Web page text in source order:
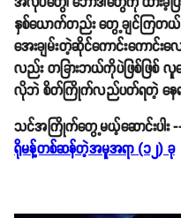
နှစ်ယောက်တည်း တွေ့ချင်ကြတ
အေးချမ်းတဲ့ဆိုင်ကောင်းကောင်း
လည်း တခြားဘယ်ကိုပဲဖြစ်ဖြစ်
လိုဘဲ စိတ်ကြိုက်လည်ပတ်ရတဲ့ နေရာ
သင်အကြိုက်တွေ့မယ့်ဆောင်းပါး
ရိုမန့်တစ်ဆန်တဲ့အမူအရာ (၁၂) ခု